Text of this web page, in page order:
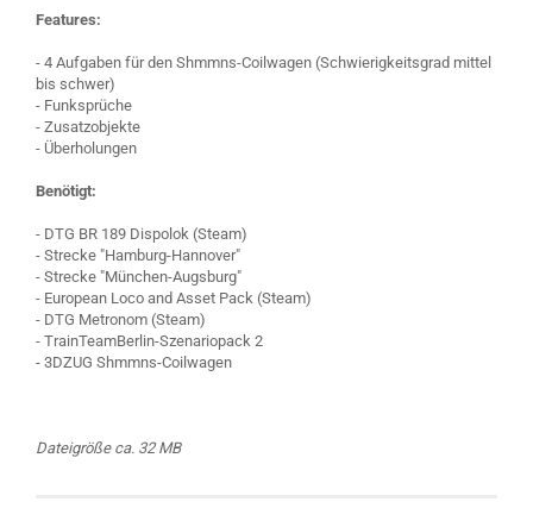
Features:
- 4 Aufgaben für den Shmmns-Coilwagen (Schwierigkeitsgrad mittel
bis schwer)
- Funksprüche
- Zusatzobjekte
- Überholungen
Benötigt:
- DTG BR 189 Dispolok (Steam)
- Strecke "Hamburg-Hannover"
- Strecke "München-Augsburg"
- European Loco and Asset Pack (Steam)
- DTG Metronom (Steam)
- TrainTeamBerlin-Szenariopack 2
- 3DZUG Shmmns-Coilwagen
Dateigröße ca. 32 MB